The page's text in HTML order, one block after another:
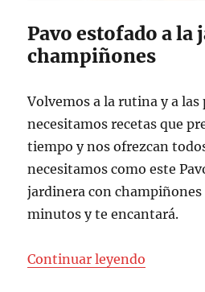
Pavo estofado a la
champiñones
Volvemos a la rutina y a las
necesitamos recetas que
tiempo y nos ofrezcan
necesitamos como este
jardinera con champiñones
minutos y te encantará.
Continuar leyendo